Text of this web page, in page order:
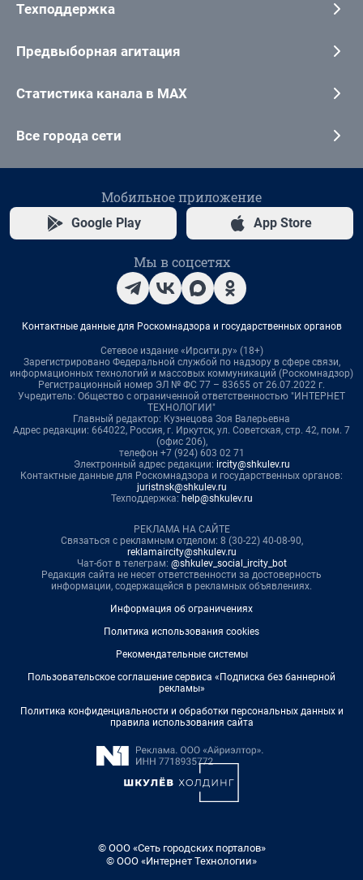
Техподдержка
Предвыборная агитация
Статистика канала в MAX
Все города сети
Мобильное приложение
Google Play App Store
Мы в соцсетях
Контактные данные для Роскомнадзора и государственных органов
Сетевое издание «Ирсити.ру» (18+)
Зарегистрировано Федеральной службой по надзору в сфере связи,
информационных технологий и массовых коммуникаций (Роскомнадзор)
Регистрационный номер ЭЛ № ФС 77 – 83655 от 26.07.2022 г.
Учредитель: Общество с ограниченной ответственностью "ИНТЕРНЕТ
ТЕХНОЛОГИИ"
Главный редактор: Кузнецова Зоя Валерьевна
Адрес редакции: 664022, Россия, г. Иркутск, ул. Советская, стр. 42, пом. 7
(офис 206),
телефон +7 (924) 603 02 71
Электронный адрес редакции: ircity@shkulev.ru
Контактные данные для Роскомнадзора и государственных органов:
juristnsk@shkulev.ru
Техподдержка: help@shkulev.ru
РЕКЛАМА НА САЙТЕ
Связаться с рекламным отделом: 8 (30-22) 40-08-90,
reklamaircity@shkulev.ru
Чат-бот в телеграм: @shkulev_social_ircity_bot
Редакция сайта не несет ответственности за достоверность
информации, содержащейся в рекламных объявлениях.
Информация об ограничениях
Политика использования cookies
Рекомендательные системы
Пользовательское соглашение сервиса «Подписка без баннерной
рекламы»
Политика конфиденциальности и обработки персональных данных и
правила использования сайта
© ООО «Сеть городских порталов»
© ООО «Интернет Технологии»